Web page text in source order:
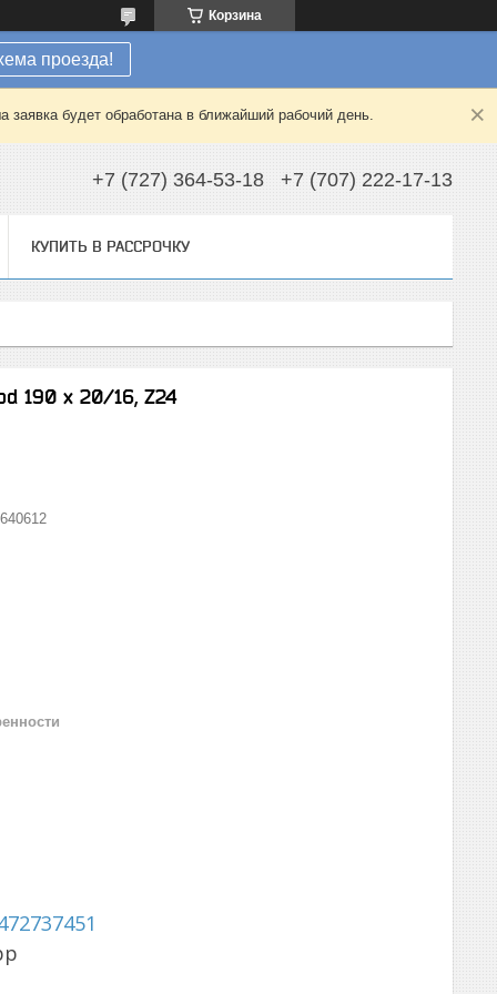
Корзина
проезда!
будет обработана в ближайший рабочий день.
+7 (727) 364-53-18 +7 (707) 222-17-13
КУПИТЬ В РАССРОЧКУ
190 x 20/16, Z24